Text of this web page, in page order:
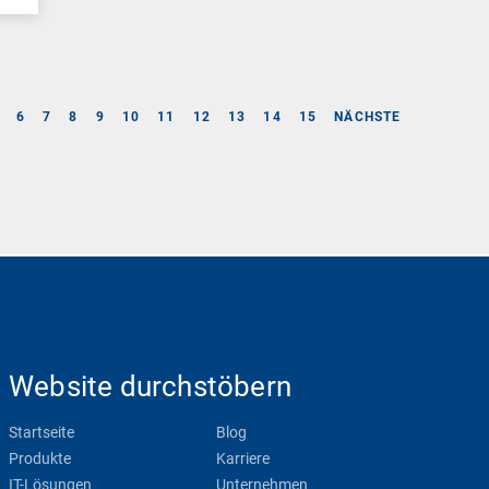
6 7 8 9 10 11 12 13 14 15 NÄCHSTE
Website durchstöbern
Startseite
Produkte
IT-Lösungen
Blog
Karriere
Unternehmen